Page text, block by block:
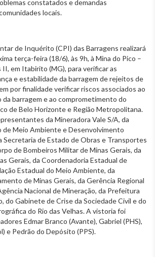
constatados e demandas
locais.
de Inquérito (CPI) das Barragens realizará
terça-feira (18/6), às 9h, à Mina do Pico –
II, em Itabirito (MG), para verificar as
e estabilidade da barragem de rejeitos de
por finalidade verificar riscos associados ao
barragem e ao comprometimento do
de Belo Horizonte e Região Metropolitana.
da Mineradora Vale S/A, da
de Meio Ambiente e Desenvolvimento
Secretaria de Estado de Obras e Transportes
de Bombeiros Militar de Minas Gerais, da
Gerais, da Coordenadoria Estadual de
Estadual do Meio Ambiente, da
de Minas Gerais, da Gerência Regional
Nacional de Mineração, da Prefeitura
do Gabinete de Crise da Sociedade Civil e do
do Rio das Velhas. A vistoria foi
Edmar Branco (Avante), Gabriel (PHS),
e Pedrão do Depósito (PPS).